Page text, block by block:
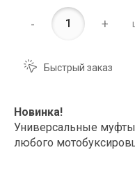
- +
Быстрый заказ
Новинка!
Универсальные
любого